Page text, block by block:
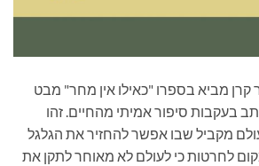
קרן מביא בספרו "כאילו אין מחר" מבט
בעקבות סיפור אמיתי מהחיים. זהו
מקביל שבו אפשר להחזיר את הגלגל
לחרטות כי לעולם לא מאוחר לתקן את